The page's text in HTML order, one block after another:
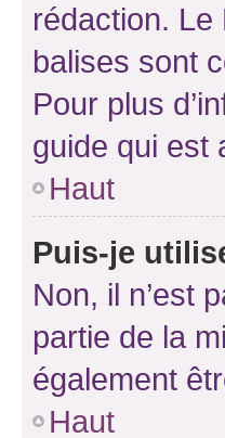
rédaction. Le
balises sont
Pour plus
guide qui est
Haut
Puis-je
Non, il n’est
partie de la
également
Haut